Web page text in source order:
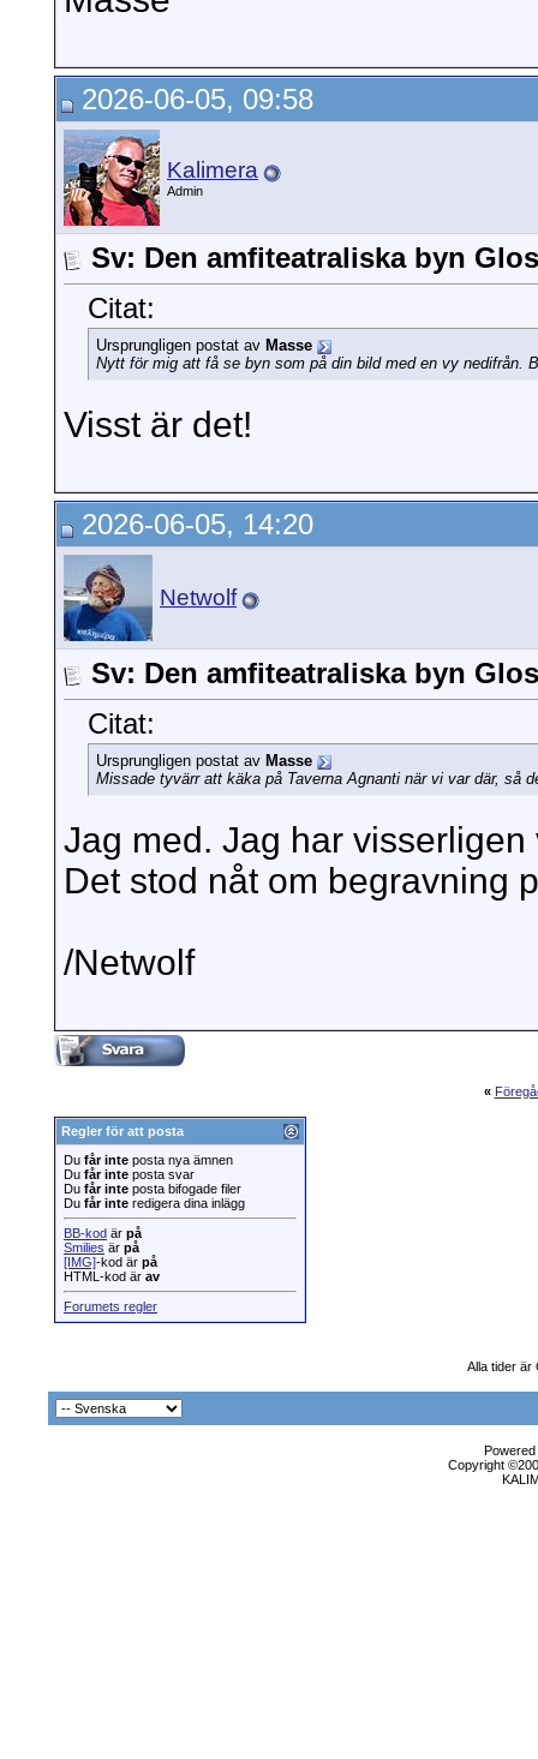
2026-06-05, 09:58
Kalimera
Admin
Sv: Den amfiteatraliska byn
Citat:
Ursprungligen postat av Masse
Nytt för mig att få se byn som på din bild med en vy nedifrån.
Visst är det!
2026-06-05, 14:20
Netwolf
Sv: Den amfiteatraliska byn
Citat:
Ursprungligen postat av Masse
Missade tyvärr att käka på Taverna Agnanti när vi var där, så
Jag med. Jag har
Det stod nåt om begravning
/Netwolf
«
Regler för att posta
Du får inte posta nya ämnen
Du får inte posta svar
Du får inte posta bifogade filer
Du får inte redigera dina inlägg
BB-kod är på
Smilies är på
[IMG]-kod är på
HTML-kod är av
Forumets regler
Alla tider är
Copyright